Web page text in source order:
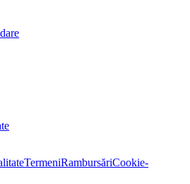
TermeniRambursăriCookie-